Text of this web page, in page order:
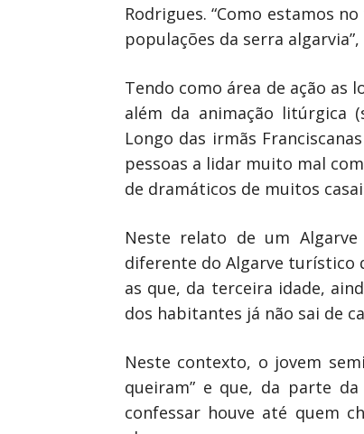
Rodrigues. “Como estamos
populações da serra
Tendo como área de ação as
além da animação litúrgica
Longo das irmãs
pessoas a lidar muito mal
de dramáticos de muitos
Neste relato de um
diferente do Algarve turístico
as que, da terceira idade,
dos habitantes já não sai de
Neste contexto, o jovem
queiram” e que, da parte
confessar houve até quem